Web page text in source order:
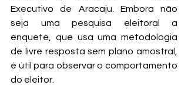
Executivo de Aracaju. Embora não
seja uma pesquisa eleitoral a
enquete, que usa uma metodologia
de livre resposta sem plano amostral,
é útil para observar o comportamento
do eleitor.